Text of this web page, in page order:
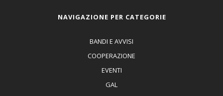
NAVIGAZIONE PER CATEGORIE
BANDI E AVVISI
COOPERAZIONE
EVENTI
GAL